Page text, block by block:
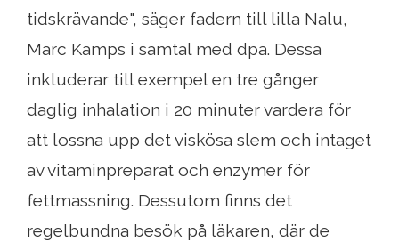
tidskrävande", säger fadern till lilla Nalu,
Marc Kamps i samtal med dpa. Dessa
inkluderar till exempel en tre gånger
daglig inhalation i 20 minuter vardera för
att lossna upp det viskösa slem och intaget
av vitaminpreparat och enzymer för
fettmassning. Dessutom finns det
regelbundna besök på läkaren, där de